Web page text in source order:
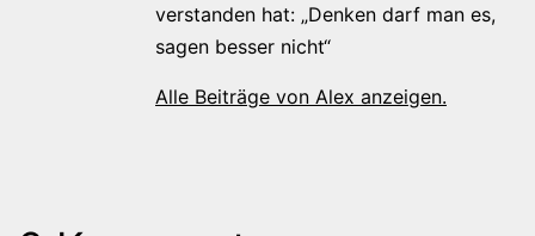
verstanden hat: „Denken darf man es,
sagen besser nicht“
Alle Beiträge von Alex anzeigen.